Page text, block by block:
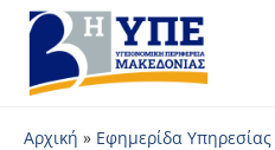
Αρχική » Εφημερίδα Υπηρεσίας